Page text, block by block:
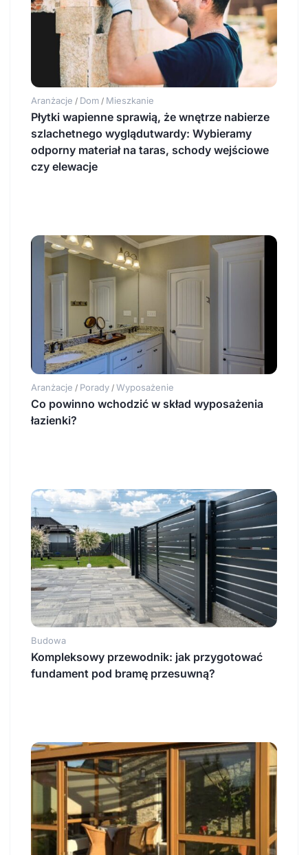
Aranżacje / Dom / Mieszkanie
Płytki wapienne sprawią, że wnętrze nabierze
szlachetnego wyglądutwardy: Wybieramy
odporny materiał na taras, schody wejściowe
czy elewacje
Aranżacje / Porady / Wyposażenie
Co powinno wchodzić w skład wyposażenia
łazienki?
Budowa
Kompleksowy przewodnik: jak przygotować
fundament pod bramę przesuwną?